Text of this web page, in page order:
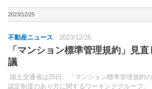
2023/12/25
不動産ニュース 2023/12/25
「マンション標準管理規約」見
議
国土交通省は25日、「マンション標準管理規約
認定制度のあり方に関するワーキンググループ」